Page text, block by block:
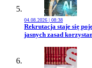
04.08.2026 | 08:38
Przejdź do artykułu:
Rekrutacja staje się
jasnych zasad